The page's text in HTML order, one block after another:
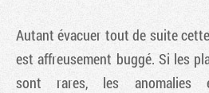
Autant évacuer tout de suite
est affreusement buggé. Si les
sont rares, les anomalies